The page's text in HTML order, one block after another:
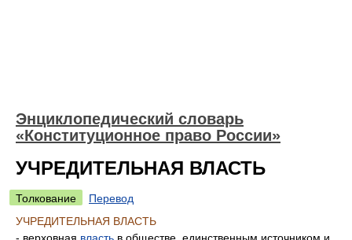
Энциклопедический словарь
«Конституционное право России»
УЧРЕДИТЕЛЬНАЯ ВЛАСТЬ
Толкование
Перевод
УЧРЕДИТЕЛЬНАЯ ВЛАСТЬ